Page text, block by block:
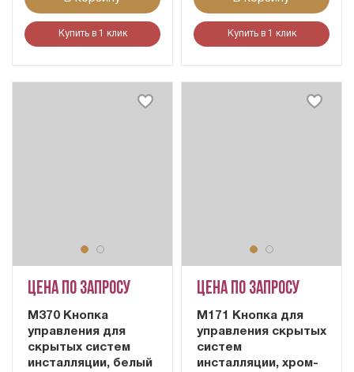
Купить в 1 клик Купить в 1 клик
Цена по запросу
M370 Кнопка
управления для
скрытых систем
инсталляции, белый
Цена по запросу
M171 Кнопка для
управления скрытых
систем
инсталляции, хром-